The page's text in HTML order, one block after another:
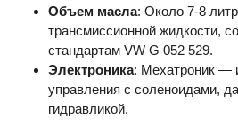
Объем масла: Около 7-8
трансмиссионной жидкости,
стандартам VW G 052 529.
Электроника: Мехатроник —
управления с соленоидами,
гидравликой.